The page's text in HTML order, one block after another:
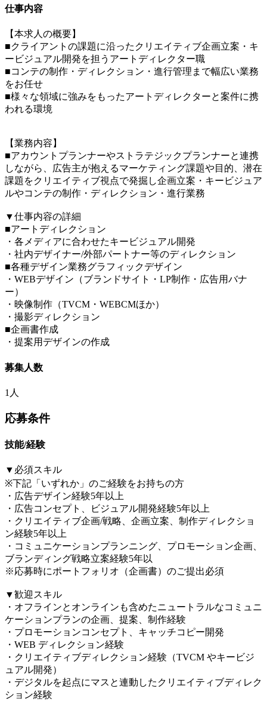
仕事内容
【本求人の概要】
■クライアントの課題に沿ったクリエイティブ企画立案・キ
ービジュアル開発を担うアートディレクター職
■コンテの制作・ディレクション・進行管理まで幅広い業務
をお任せ
■様々な領域に強みをもったアートディレクターと案件に携
われる環境
【業務内容】
■アカウントプランナーやストラテジックプランナーと連携
しながら、広告主が抱えるマーケティング課題や目的、潜在
課題をクリエイティブ視点で発掘し企画立案・キービジュア
ルやコンテの制作・ディレクション・進行業務
▼仕事内容の詳細
■アートディレクション
・各メディアに合わせたキービジュアル開発
・社内デザイナー/外部パートナー等のディレクション
■各種デザイン業務グラフィックデザイン
・WEBデザイン（ブランドサイト・LP制作・広告用バナ
ー）
・映像制作（TVCM・WEBCMほか）
・撮影ディレクション
■企画書作成
・提案用デザインの作成
募集人数
1人
応募条件
技能/経験
▼必須スキル
※下記「いずれか」のご経験をお持ちの方
・広告デザイン経験5年以上
・広告コンセプト、ビジュアル開発経験5年以上
・クリエイティブ企画/戦略、企画立案、制作ディレクショ
ン経験5年以上
・コミュニケーションプランニング、プロモーション企画、
ブランディング戦略立案経験5年以
※応募時にポートフォリオ（企画書）のご提出必須
▼歓迎スキル
・オフラインとオンラインも含めたニュートラルなコミュニ
ケーションプランの企画、提案、制作経験
・プロモーションコンセプト、キャッチコピー開発
・WEB ディレクション経験
・クリエイティブディレクション経験（TVCM やキービジ
ュアル開発）
・デジタルを起点にマスと連動したクリエイティブディレク
ション経験